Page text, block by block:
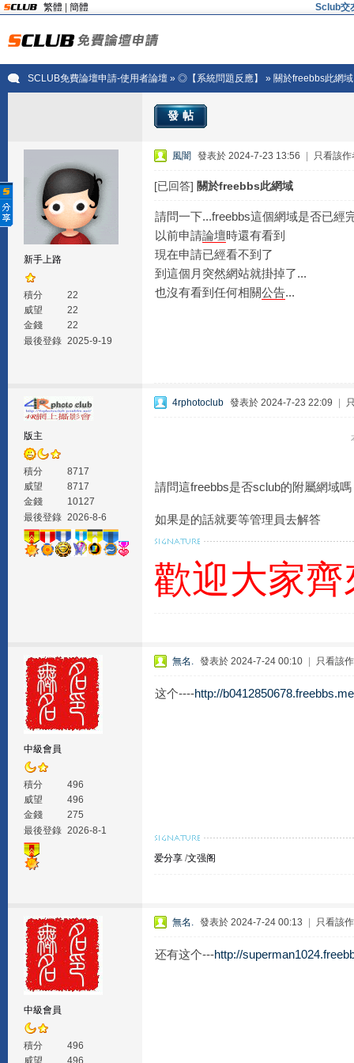
繁體 簡體 Sclub交
SCLUB免費論壇申請-使用者論壇» ◎【系統問題反應】 » 關於freebbs此網域
發帖
新手上路
積分
22
威望
22
金錢
22
最後登錄 2025-9-19
風闇 發表於 2024-7-23 13:56 只看該作
[已回答] 關於freebbs此網域
請問一下...freebbs這個網域是否已經
以前申請論壇時還有看到
現在申請已經看不到了
到這個月突然網站就掛掉了...
也沒有看到任何相關公告...
版主
積分
8717
威望
8717
金錢
10127
最後登錄 2026-8-6
4rphotoclub 發表於 2024-7-23 22:09
請問這freebbs是否sclub的附屬網域嗎
如果是的話就要等管理員去解答
歡迎大家
中級會員
積分
496
威望
496
金錢
275
最後登錄 2026-8-1
無名. 發表於 2024-7-24 00:10 只看該
这个----http://
爱分享/文强阁
中級會員
積分
496
威望
496
無名. 發表於 2024-7-24 00:13 只看該
还有这个---http://